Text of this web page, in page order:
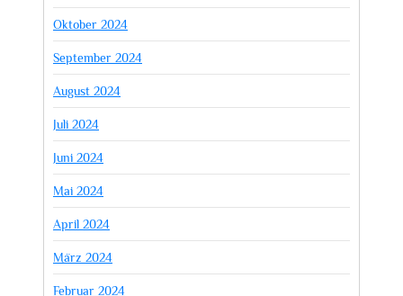
Oktober 2024
September 2024
August 2024
Juli 2024
Juni 2024
Mai 2024
April 2024
März 2024
Februar 2024